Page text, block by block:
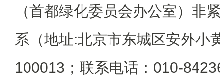
（首都绿化委员会办公室）非
系（地址:北京市东城区安外小
100013；联系电话：010-